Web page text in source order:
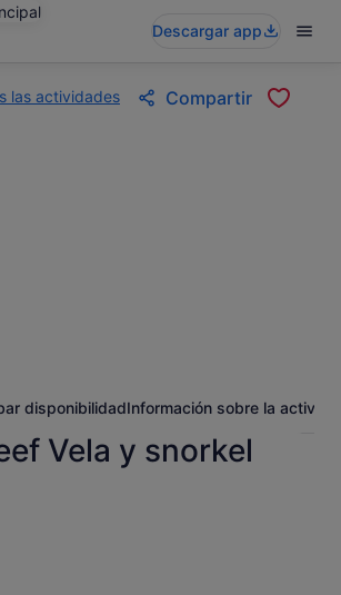
Descargar app
las actividades
Compartir
disponibilidadInformación sobre la
Vela y snorkel